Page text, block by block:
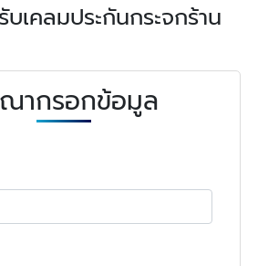
เคลมประกันกระจกร้าน
ากรอกข้อมูล